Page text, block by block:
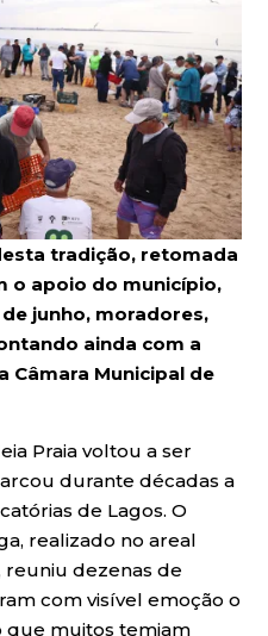
tradição, retomada
o apoio do município,
junho, moradores,
ainda com a
Câmara Municipal de
Praia voltou a ser
durante décadas a
de Lagos. O
realizado no areal
reuniu dezenas de
com visível emoção o
que muitos temiam